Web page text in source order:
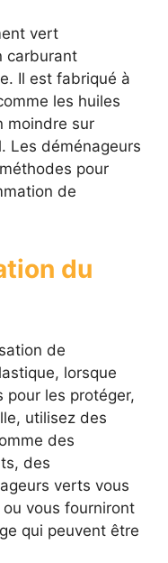
vert
carburant
Il est fabriqué à
les huiles
moindre sur
Les déménageurs
pour
de
du
de
lorsque
pour les protéger,
utilisez des
des
des
verts vous
vous fourniront
qui peuvent être